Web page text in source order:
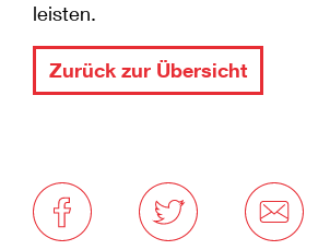
leisten.
Zurück zur Übersicht